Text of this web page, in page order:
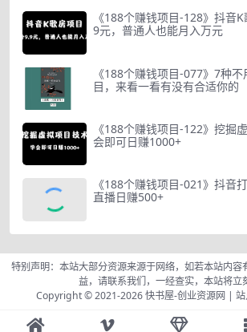
《188个赚钱项目-128》抖音
9元，普通人也能月入万元
《188个赚钱项目-077》7种
目，来看一看有没有合适你的
《188个赚钱项目-122》挖掘
会即可日赚1000+
《188个赚钱项目-021》抖音
直播日赚500+
特别声明：本站大部分资源来源于网络，如若本站内容
益，请联系我们，一经查实，本站将立
Copyright © 2021-2026快书屋-创业资源网 |